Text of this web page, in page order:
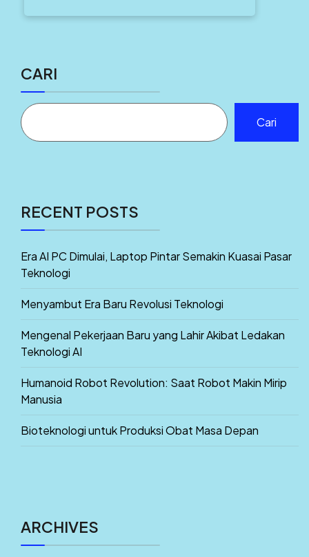
CARI
Cari
RECENT POSTS
Era AI PC Dimulai, Laptop Pintar Semakin Kuasai Pasar
Teknologi
Menyambut Era Baru Revolusi Teknologi
Mengenal Pekerjaan Baru yang Lahir Akibat Ledakan
Teknologi AI
Humanoid Robot Revolution: Saat Robot Makin Mirip
Manusia
Bioteknologi untuk Produksi Obat Masa Depan
ARCHIVES